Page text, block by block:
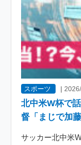
スポーツ |
北中米W杯で
督「まじで加
サッカー北中米